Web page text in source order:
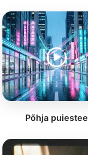
Põhja puiestee